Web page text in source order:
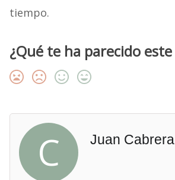
tiempo.
¿Qué te ha parecido
C Juan Cabrera